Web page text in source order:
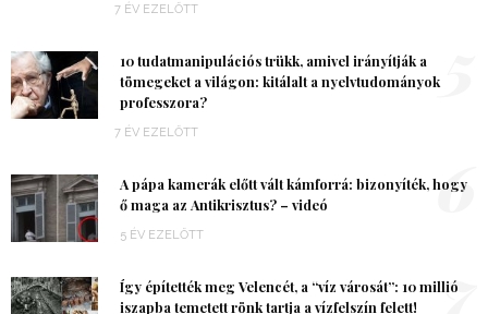
7 ÉV EZELŐTT
10 tudatmanipulációs trükk, amivel irányítják a
tömegeket a világon: kitálalt a nyelvtudományok
professzora?
7 ÉV EZELŐTT
A pápa kamerák előtt vált kámforrá: bizonyíték, hogy
ő maga az Antikrisztus? – videó
5 ÉV EZELŐTT
6
Így építették meg Velencét, a “víz városát”: 10 millió
iszapba temetett rönk tartja a vízfelszín felett!
7